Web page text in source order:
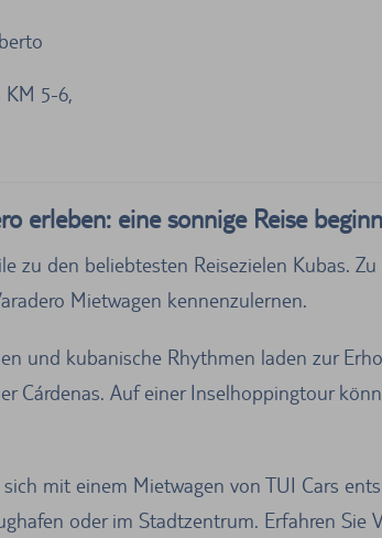
KM 5-6,
erleben: eine sonnige Reise
zu den beliebtesten Reisezielen Kubas.
Mietwagen kennenzulernen.
und kubanische Rhythmen laden zur
Cárdenas. Auf einer Inselhoppingtour
sich mit einem Mietwagen von TUI Cars
oder im Stadtzentrum. Erfahren Sie